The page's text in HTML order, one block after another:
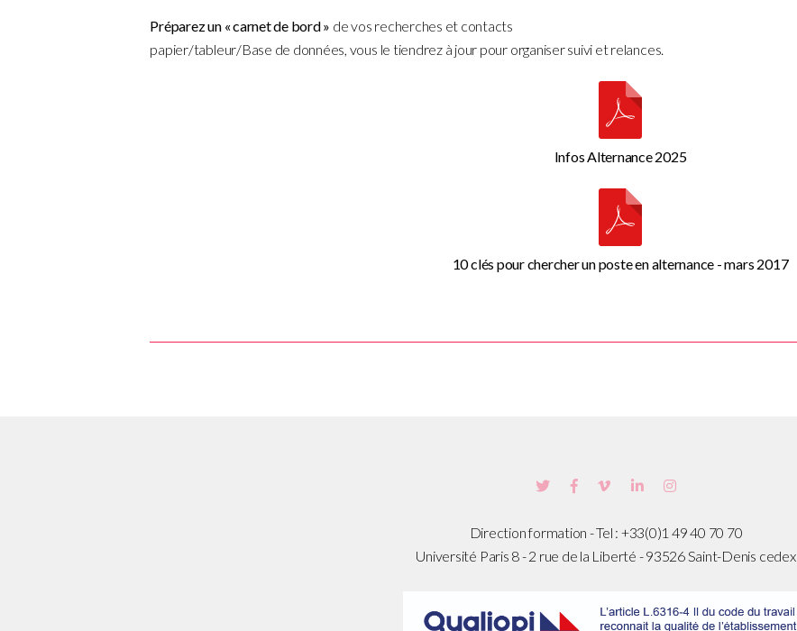
Préparez un « carnet de bord » de vos recherches et contacts
papier/tableur/Base de données, vous le tiendrez à jour pour organiser suivi et relances.
Infos Alternance 2025
10 clés pour chercher un poste en alternance - mars 2017
Direction formation - Tel : +33(0)1 49 40 70 70
Université Paris 8 - 2 rue de la Liberté - 93526 Saint-Denis cedex